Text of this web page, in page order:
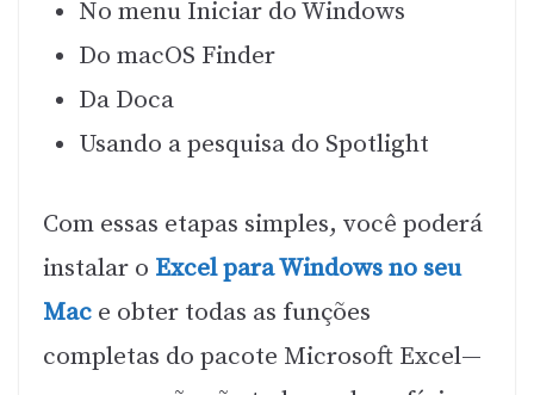
No menu Iniciar do Windows
Do macOS Finder
Da Doca
Usando a pesquisa do Spotlight
Com essas etapas simples, você poderá
instalar o Excel para Windows no seu
Mac e obter todas as funções
completas do pacote Microsoft Excel—